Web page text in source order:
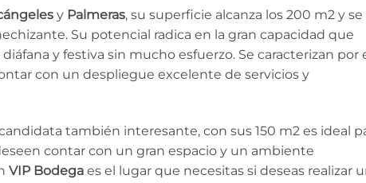
y Palmeras, su superficie alcanza los 200 m2 y se
Su potencial radica en la gran capacidad que
y festiva sin mucho esfuerzo. Se caracterizan por
con un despliegue excelente de servicios y
también interesante, con sus 150 m2 es ideal
contar con un gran espacio y un ambiente
VIP Bodega es el lugar que necesitas si deseas realizar